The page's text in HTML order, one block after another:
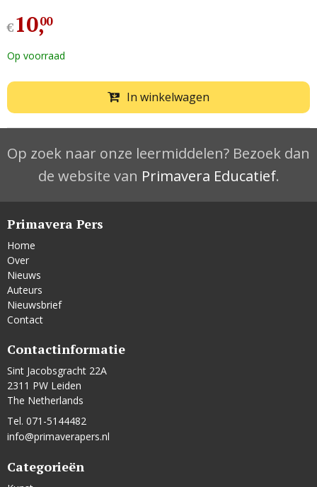
€10,00
Op voorraad
In winkelwagen
Op zoek naar onze leermiddelen? Bezoek dan
de website van Primavera Educatief.
Primavera Pers
Home
Over
Nieuws
Auteurs
Nieuwsbrief
Contact
Contactinformatie
Sint Jacobsgracht 22A
2311 PW Leiden
The Netherlands
Tel. 071-5144482
info@primaverapers.nl
Categorieën